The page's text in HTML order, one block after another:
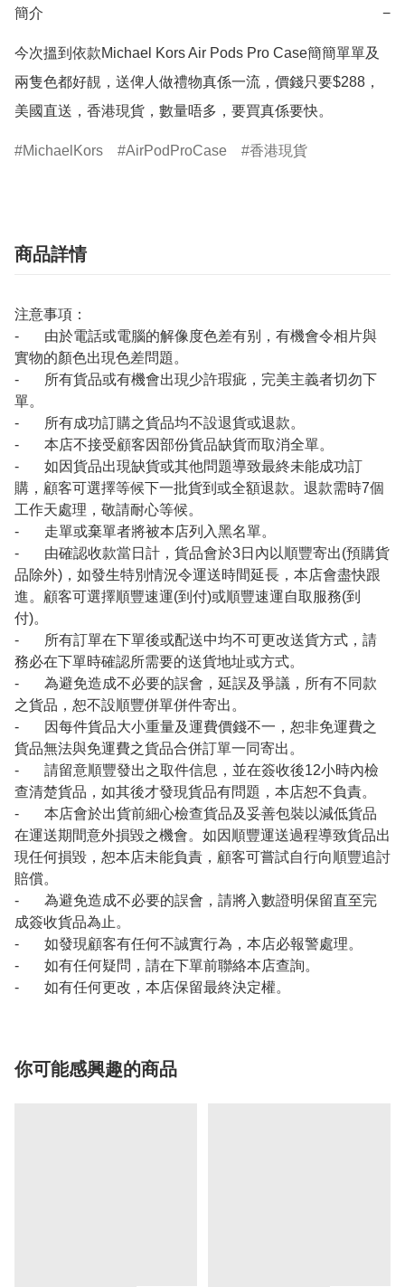
簡介 −
今次搵到依款Michael Kors Air Pods Pro Case簡簡單單及
兩隻色都好靚，送俾人做禮物真係一流，價錢只要$288，
美國直送，香港現貨，數量唔多，要買真係要快。
MichaelKors AirPodProCase 香港現貨
商品詳情
注意事項：
- 由於電話或電腦的解像度色差有别，有機會令相片與
實物的顏色出現色差問題。
- 所有貨品或有機會出現少許瑕疵，完美主義者切勿下
單。
- 所有成功訂購之貨品均不設退貨或退款。
- 本店不接受顧客因部份貨品缺貨而取消全單。
- 如因貨品出現缺貨或其他問題導致最終未能成功訂
購，顧客可選擇等候下一批貨到或全額退款。退款需時7個
工作天處理，敬請耐心等候。
- 走單或棄單者將被本店列入黑名單。
- 由確認收款當日計，貨品會於3日內以順豐寄出(預購貨
品除外)，如發生特別情況令運送時間延長，本店會盡快跟
進。顧客可選擇順豐速運(到付)或順豐速運自取服務(到
付)。
- 所有訂單在下單後或配送中均不可更改送貨方式，請
務必在下單時確認所需要的送貨地址或方式。
- 為避免造成不必要的誤會，延誤及爭議，所有不同款
之貨品，恕不設順豐併單併件寄出。
- 因每件貨品大小重量及運費價錢不一，恕非免運費之
貨品無法與免運費之貨品合併訂單一同寄出。
- 請留意順豐發出之取件信息，並在簽收後12小時內檢
查清楚貨品，如其後才發現貨品有問題，本店恕不負責。
- 本店會於出貨前細心檢查貨品及妥善包裝以減低貨品
在運送期間意外損毀之機會。如因順豐運送過程導致貨品出
現任何損毀，恕本店未能負責，顧客可嘗試自行向順豐追討
賠償。
- 為避免造成不必要的誤會，請將入數證明保留直至完
成簽收貨品為止。
- 如發現顧客有任何不誠實行為，本店必報警處理。
- 如有任何疑問，請在下單前聯絡本店查詢。
- 如有任何更改，本店保留最終決定權。
你可能感興趣的商品